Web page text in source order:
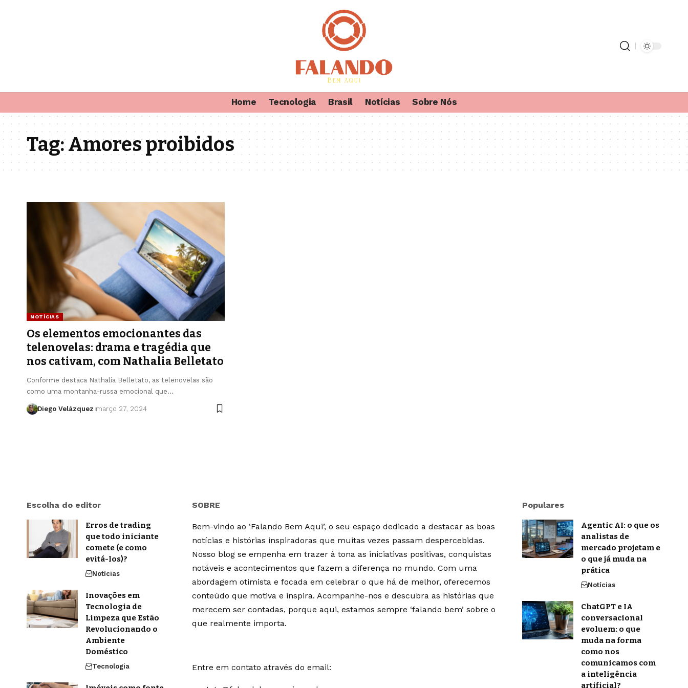
Home Tecnologia Brasil Notícias Sobre Nós
Tag:Amores proibidos
NOTÍCIAS
Os elementos emocionantes das
telenovelas: drama e tragédia que
nos cativam, com Nathalia Belletato
Conforme destaca Nathalia Belletato, as telenovelas são
como uma montanha-russa emocional que…
Diego Velázquez março 27, 2024
Escolha do editor
Erros de trading
que todo iniciante
comete (e como
evitá-los)?
Notícias
Inovações em
Tecnologia de
Limpeza que Estão
Revolucionando o
Ambiente
Doméstico
Tecnologia
SOBRE
Bem-vindo ao ‘Falando Bem Aqui’, o seu espaço dedicado a destacar as boas
notícias e histórias inspiradoras que muitas vezes passam despercebidas.
Nosso blog se empenha em trazer à tona as iniciativas positivas, conquistas
notáveis e acontecimentos que fazem a diferença no mundo. Com uma
abordagem otimista e focada em celebrar o que há de melhor, oferecemos
conteúdo que motiva e inspira. Acompanhe-nos e descubra as histórias que
merecem ser contadas, porque aqui, estamos sempre ‘falando bem’ sobre o
que realmente importa.
Entre em contato através do email:
Populares
Agentic AI: o que os
analistas de
mercado projetam e
o que já muda na
prática
Notícias
ChatGPT e IA
conversacional
evoluem: o que
muda na forma
como nos
comunicamos com
a inteligência
artificial?